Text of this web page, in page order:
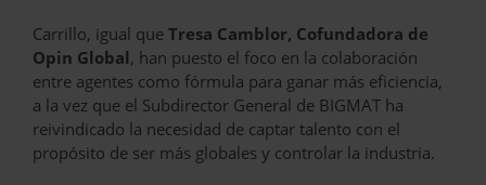
Carrillo, igual que Tresa Camblor, Cofundadora de
Opin Global, han puesto el foco en la colaboración
entre agentes como fórmula para ganar más eficiencia,
a la vez que el Subdirector General de BIGMAT ha
reivindicado la necesidad de captar talento con el
propósito de ser más globales y controlar la industria.